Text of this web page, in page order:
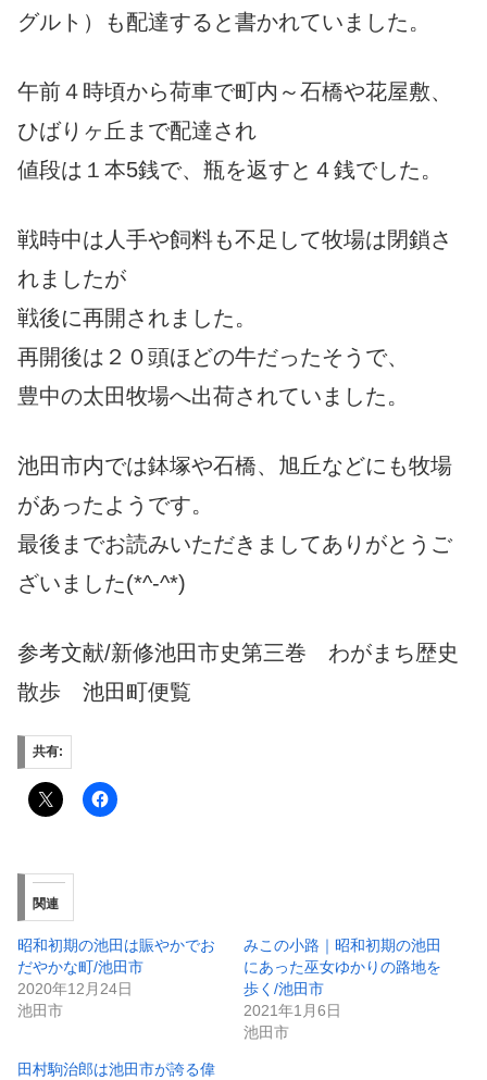
グルト）も配達すると書かれていました。
午前４時頃から荷車で町内～石橋や花屋敷、
ひばりヶ丘まで配達され
値段は１本5銭で、瓶を返すと４銭でした。
戦時中は人手や飼料も不足して牧場は閉鎖さ
れましたが
戦後に再開されました。
再開後は２０頭ほどの牛だったそうで、
豊中の太田牧場へ出荷されていました。
池田市内では鉢塚や石橋、旭丘などにも牧場
があったようです。
最後までお読みいただきましてありがとうご
ざいました(*^-^*)
参考文献/新修池田市史第三巻 わがまち歴史
散歩 池田町便覧
共有:
関連
昭和初期の池田は賑やかでお
だやかな町/池田市
2020年12月24日
池田市
みこの小路｜昭和初期の池田
にあった巫女ゆかりの路地を
歩く/池田市
2021年1月6日
池田市
田村駒治郎は池田市が誇る偉